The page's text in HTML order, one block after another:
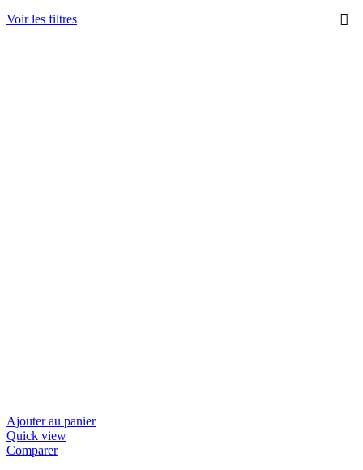
Voir les filtres
Ajouter au panier
Quick view
Comparer